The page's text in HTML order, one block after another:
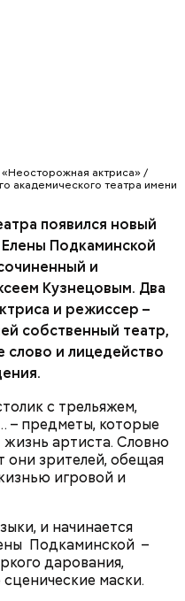
актриса» /
академического театра имени
появился новый
Елены Подкаминской
и
Кузнецовым. Два
и режиссер –
собственный театр,
слово и лицедейство
с трельяжем,
предметы, которые
артиста. Словно
они зрителей, обещая
игровой и
и начинается
Подкаминской –
дарования,
маски.
(Heat, 1995)
Винсента Ханны
Килмер играет
исполнил Питер
Тот же
в фильме «Форрест
в образе короля
любовь» (1993).
"Dynamite",